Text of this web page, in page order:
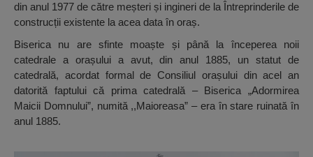
din anul 1977 de către meșteri și ingineri de la Întreprinderile de
construcții existente la acea data în oraș.
Biserica nu are sfinte moaște și până la începerea noii
catedrale a orașului a avut, din anul 1885, un statut de
catedrală, acordat formal de Consiliul orașului din acel an
datorită faptului că prima catedrală – Biserica „Adormirea
Maicii Domnului”, numită ,,Maioreasa” – era în stare ruinată în
anul 1885.